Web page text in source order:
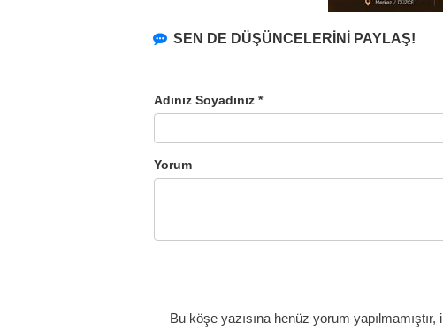
SEN DE DÜŞÜNCELERİNİ PAYLAŞ!
Adınız Soyadınız *
Yorum
Bu köşe yazısına henüz yorum